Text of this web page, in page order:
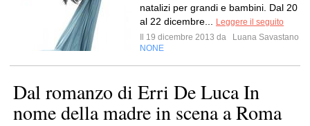
natalizi per grandi e bambini. Dal 20
al 22 dicembre...
Leggere il seguito
Il 19 dicembre 2013 da
Luana Savastano
NONE
Dal romanzo di Erri De Luca In
nome della madre in scena a Roma